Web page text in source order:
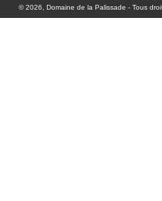
© 2026, Domaine de la Palissade - Tous